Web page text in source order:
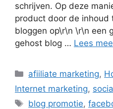
schrijven. Op deze
product door de inhoud
bloggen op\r\n \r\n een
gehost blog … Lees
Categorieën
afiiliate marketing,
Internet marketing,
Tags
blog promotie,